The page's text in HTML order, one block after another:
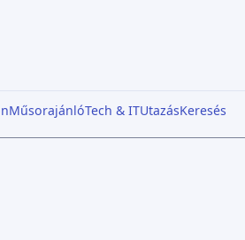
MűsorajánlóTech & ITUtazásKeresés